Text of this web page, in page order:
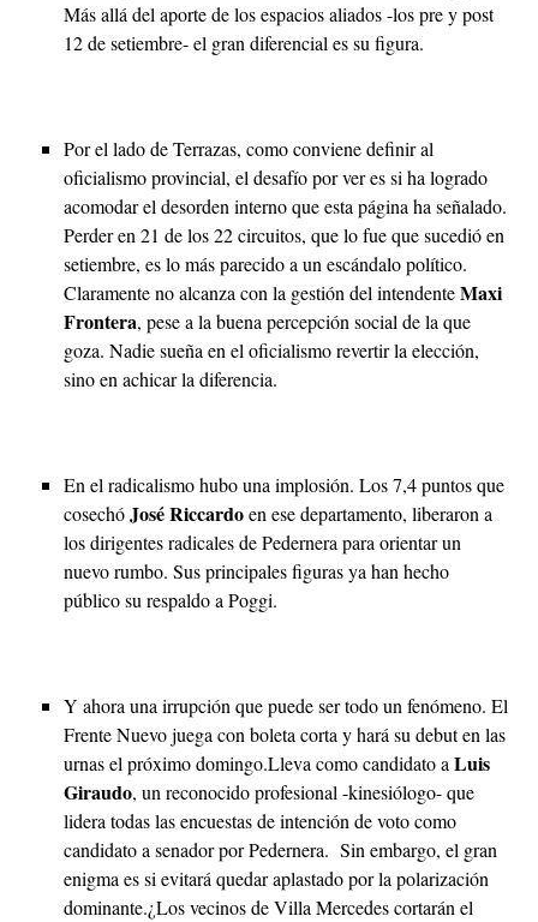
Más allá del aporte de los espacios aliados -los pre y post
12 de setiembre- el gran diferencial es su figura.
Por el lado de Terrazas, como conviene definir al
oficialismo provincial, el desafío por ver es si ha logrado
acomodar el desorden interno que esta página ha señalado.
Perder en 21 de los 22 circuitos, que lo fue que sucedió en
setiembre, es lo más parecido a un escándalo político.
Claramente no alcanza con la gestión del intendenteMaxi
Frontera, pese a la buena percepción social de la que
goza. Nadie sueña en el oficialismo revertir la elección,
sino en achicar la diferencia.
En el radicalismo hubo una implosión. Los 7,4 puntos que
cosechóJosé Riccardoen ese departamento, liberaron a
los dirigentes radicales de Pedernera para orientar un
nuevo rumbo. Sus principales figuras ya han hecho
público su respaldo a Poggi.
Y ahora una irrupción que puede ser todo un fenómeno. El
Frente Nuevo juega con boleta corta y hará su debut en las
urnas el próximo domingo.Lleva como candidato aLuis
Giraudo, un reconocido profesional -kinesiólogo- que
lidera todas las encuestas de intención de voto como
candidato a senador por Pedernera. Sin embargo, el gran
enigma es si evitará quedar aplastado por la polarización
dominante.¿Los vecinos de Villa Mercedes cortarán el